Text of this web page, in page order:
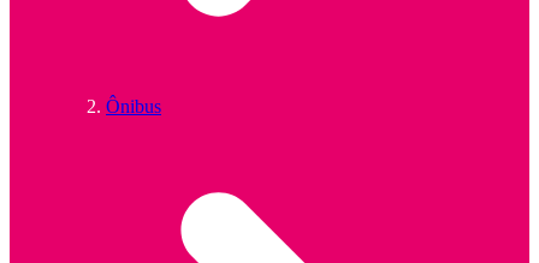
Ônibus